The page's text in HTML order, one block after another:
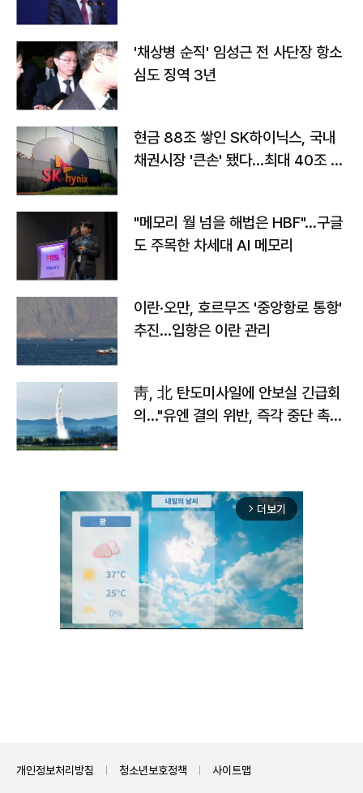
'채상병 순직' 임성근 전 사단장 항소
심도 징역 3년
현금 88조 쌓인 SK하이닉스, 국내
채권시장 '큰손' 됐다…최대 40조 투
"메모리 월 넘을 해법은 HBF"…구글
도 주목한 차세대 AI 메모리
이란·오만, 호르무즈 '중앙항로 통항'
추진…입항은 이란 관리
靑, 北 탄도미사일에 안보실 긴급회
의…"유엔 결의 위반, 즉각 중단 촉
arrow_forward_ios 더보기
개인정보처리방침 청소년보호정책 사이트맵